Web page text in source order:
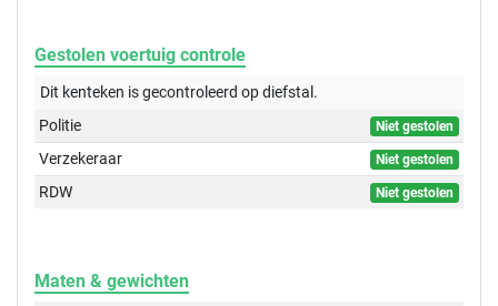
Gestolen voertuig controle
Dit kenteken is gecontroleerd opdiefstal.
Politie
Niet gestolen
Verzekeraar Niet gestolen
RDW Niet gestolen
Maten & gewichten